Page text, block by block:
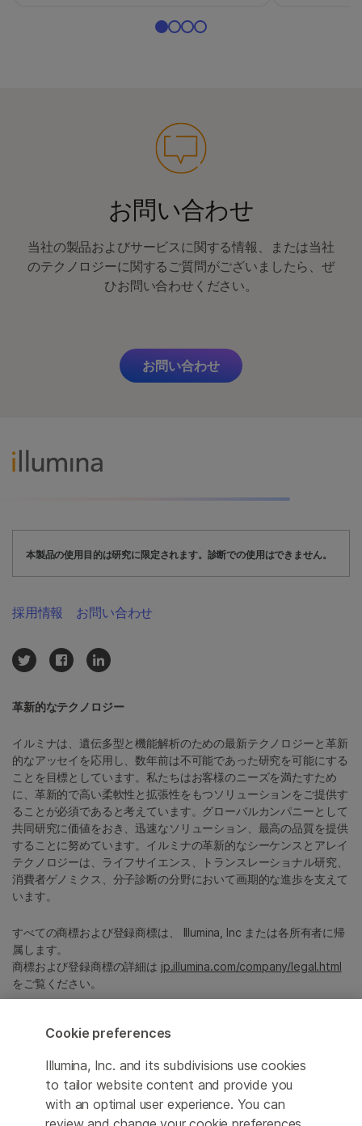
お問い合わせ
当社の製品およびサービスに関する情報、または当社
のテクノロジーに関するご質問がございましたら、ぜ
ひお問い合わせください。
お問い合わせ
本製品の使用目的は研究に限定されます。診断での使用はできません。
革新的なテクノロジー
イルミナは、遺伝多型と機能解析のための最新テクノロジーと革新
的なアッセイを応用し、数年前は不可能であった研究を可能にする
ことを目標としています。私たちはお客様のニーズを満たすため
に、革新的で高い柔軟性と拡張性をもつソリューションをご提供す
ることが必須であると考えています。グローバルカンパニーとして
共同研究に価値をおき、迅速なソリューション、最高の品質を提供
することに努めています。イルミナの革新的なシーケンスとアレイ
テクノロジーは、ライフサイエンス、トランスレーショナル研究、
消費者ゲノミクス、分子診断の分野において画期的な進歩を支えて
います。
すべての商標および登録商標は、 Illumina, Inc または各所有者に帰
属します。
商標および登録商標の詳細は jp.illumina.com/company/legal.html
をご覧ください。
Cookie Management Center
プライバシーポリシ
採用情報 お問い合わせ
Cookie preferences
Illumina, Inc. and its subdivisions use cookies
to tailor website content and provide you
with an optimal user experience. You can